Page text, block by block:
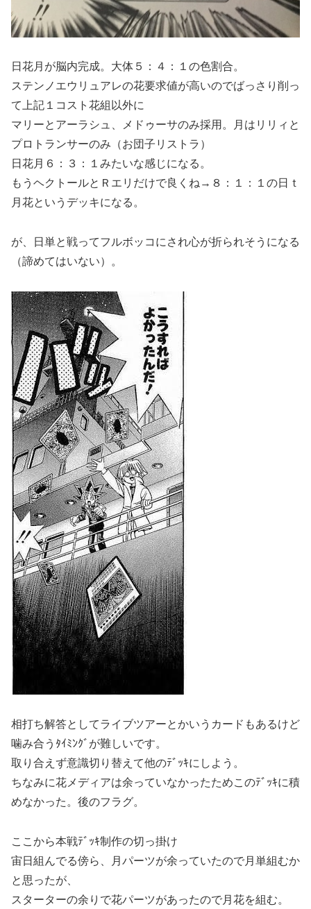
日花月が脳内完成。大体５：４：１の色割合。
ステンノエウリュアレの花要求値が高いのでばっさり削っ
て上記１コスト花組以外に
マリーとアーラシュ、メドゥーサのみ採用。月はリリィと
プロトランサーのみ（お団子リストラ）
日花月６：３：１みたいな感じになる。
もうヘクトールとＲエリだけで良くね→８：１：１の日ｔ
月花というデッキになる。
が、日単と戦ってフルボッコにされ心が折られそうになる
（諦めてはいない）。
相打ち解答としてライブツアーとかいうカードもあるけど
噛み合うﾀｲﾐﾝｸﾞが難しいです。
取り合えず意識切り替えて他のﾃﾞｯｷにしよう。
ちなみに花メディアは余っていなかったためこのﾃﾞｯｷに積
めなかった。後のフラグ。
ここから本戦ﾃﾞｯｷ制作の切っ掛け
宙日組んでる傍ら、月パーツが余っていたので月単組むか
と思ったが、
スターターの余りで花パーツがあったので月花を組む。